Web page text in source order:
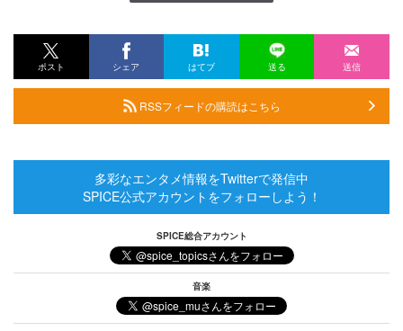
ポスト シェア はてブ 送る 送信
RSSフィードの購読はこちら
多彩なエンタメ情報をTwitterで発信中
SPICE公式アカウントをフォローしよう！
SPICE総合アカウント
音楽